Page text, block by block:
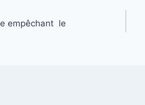
empêchant le